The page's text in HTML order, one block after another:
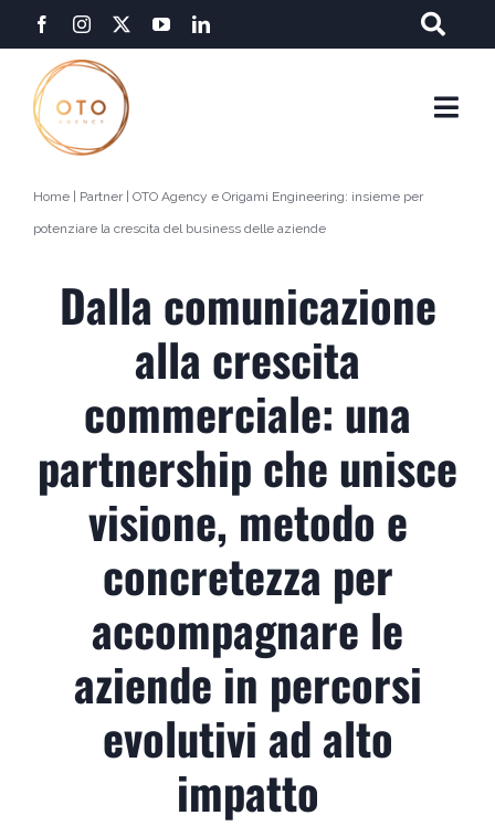
Salta
al
contenuto
Home| Partner| OTO Agency e Origami Engineering: insieme per
potenziare la crescita del business delle aziende
Dalla comunicazione
alla crescita
commerciale: una
partnership che unisce
visione, metodo e
concretezza per
accompagnare le
aziende in percorsi
evolutivi ad alto
impatto